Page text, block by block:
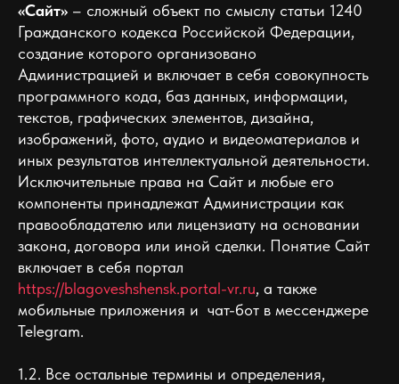
«Сайт» – сложный объект по смыслу статьи 1240
Гражданского кодекса Российской Федерации,
создание которого организовано
Администрацией и включает в себя совокупность
программного кода, баз данных, информации,
текстов, графических элементов, дизайна,
изображений, фото, аудио и видеоматериалов и
иных результатов интеллектуальной деятельности.
Исключительные права на Сайт и любые его
компоненты принадлежат Администрации как
правообладателю или лицензиату на основании
закона, договора или иной сделки. Понятие Сайт
включает в себя портал
https://blagoveshshensk.portal-vr.ru, а также
мобильные приложения и чат-бот в мессенджере
Telegram.
1.2. Все остальные термины и определения,